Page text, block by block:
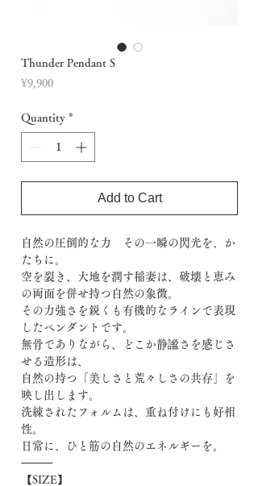
Thunder Pendant S
¥9,900Price
Quantity *
Add to Cart
自然の圧倒的な力 その一瞬の閃光を、か
たちに。
空を裂き、大地を潤す稲妻は、破壊と恵み
の両面を併せ持つ自然の象徴。
その力強さを鋭くも有機的なラインで表現
したペンダントです。
無骨でありながら、どこか静謐さを感じさ
せる造形は、
自然の持つ「美しさと荒々しさの共存」を
映し出します。
洗練されたフォルムは、重ね付けにも好相
性。
日常に、ひと筋の自然のエネルギーを。
⸻
【SIZE】